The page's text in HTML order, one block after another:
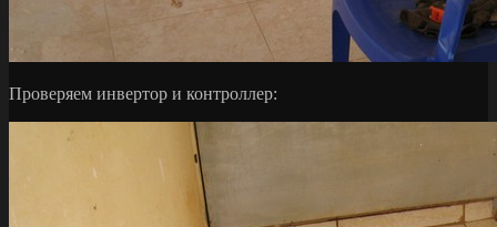
Проверяем инвертор и контроллер: